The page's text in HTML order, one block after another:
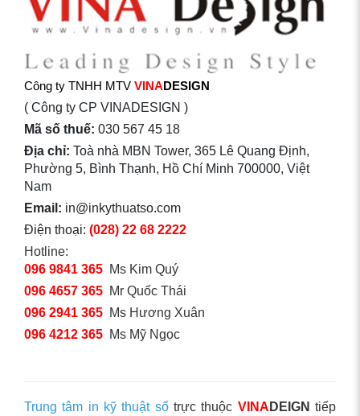
Công ty TNHH MTV VINADESIGN
( Công ty CP VINADESIGN )
Mã số thuế: 030 567 45 18
Địa chỉ: Toà nhà MBN Tower, 365 Lê Quang Định,
Phường 5, Bình Thạnh, Hồ Chí Minh 700000, Việt
Nam
Email: in@inkythuatso.com
Điện thoại: (028) 22 68 2222
Hotline:
096 9841 365 Ms Kim Quý
096 4657 365 Mr Quốc Thái
096 2941 365 Ms Hương Xuân
096 4212 365 Ms Mỹ Ngọc
Trung tâm in kỹ thuật sốtrực thuộc VINA DEIGN tiếp